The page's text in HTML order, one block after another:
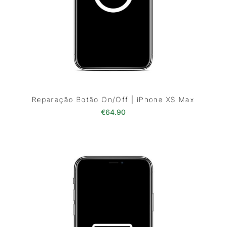
Reparação Botão On/Off | iPhone XS Max
€64.90